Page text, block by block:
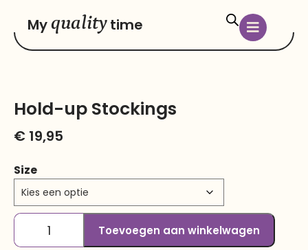
Myquality time
Hold-up Stockings
€ 19,95
Size
Toevoegen aan winkelwagen